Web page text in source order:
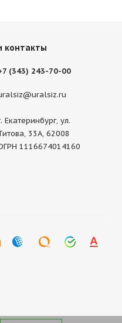
контакты
(343) 243-70-00
Екатеринбург, ул.
33А, 62008
1116674014160